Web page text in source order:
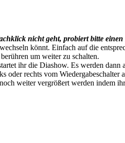
nicht geht, probiert bitte
könnt. Einfach auf die
um weiter zu schalten.
ihr die Diashow. Es werden dann
rechts vom Wiedergabeschalter
weiter vergrößert werden indem